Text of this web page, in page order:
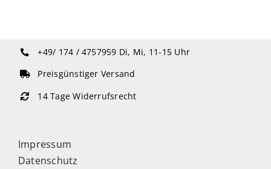
+49/ 174 / 4757959 Di, Mi, 11-15 Uhr
Preisgünstiger Versand
14 Tage Widerrufsrecht
Impressum
Datenschutz